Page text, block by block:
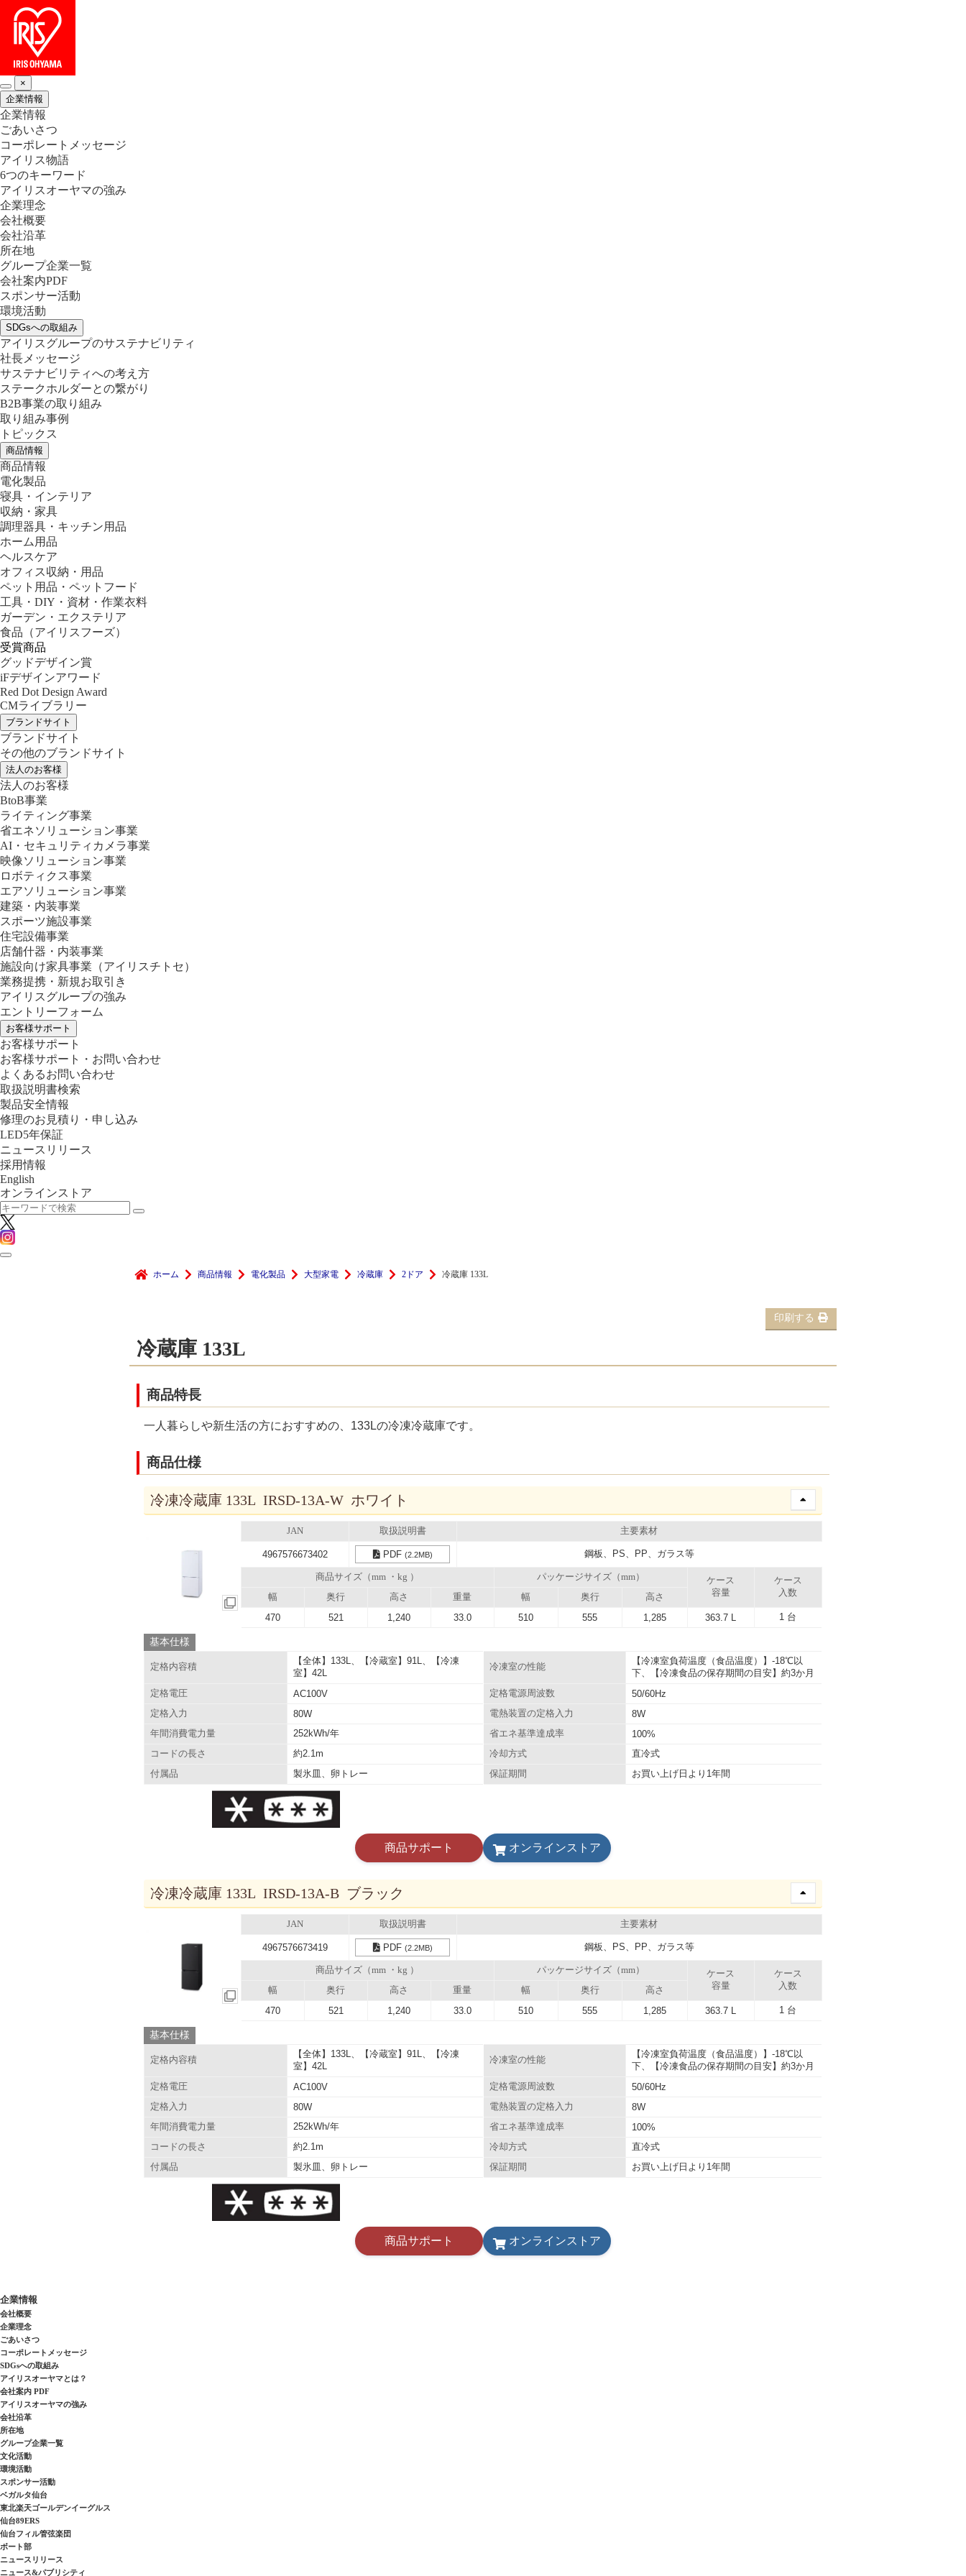
×
企業情報
企業情報
ごあいさつ
コーポレートメッセージ
アイリス物語
6つのキーワード
アイリスオーヤマの強み
企業理念
会社概要
会社沿革
所在地
グループ企業一覧
会社案内PDF
スポンサー活動
環境活動
SDGsへの取組み
アイリスグループのサステナビリティ
社長メッセージ
サステナビリティへの考え方
ステークホルダーとの繋がり
B2B事業の取り組み
取り組み事例
トピックス
商品情報
商品情報
電化製品
寝具・インテリア
収納・家具
調理器具・キッチン用品
ホーム用品
ヘルスケア
オフィス収納・用品
ペット用品・ペットフード
工具・DIY・資材・作業衣料
ガーデン・エクステリア
食品 （アイリスフーズ）
受賞商品
グッドデザイン賞
iFデザインアワード
Red Dot Design Award
CMライブラリー
ブランドサイト
ブランドサイト
その他のブランドサイト
法人のお客様
法人のお客様
BtoB事業
ライティング事業
省エネソリューション事業
AI・セキュリティカメラ事業
映像ソリューション事業
ロボティクス事業
エアソリューション事業
建築・内装事業
スポーツ施設事業
住宅設備事業
店舗什器・内装事業
施設向け家具事業 （アイリスチトセ）
業務提携・新規お取引き
アイリスグループの強み
エントリーフォーム
お客様サポート
お客様サポート
お客様サポート・お問い合わせ
よくあるお問い合わせ
取扱説明書検索
製品安全情報
修理のお見積り・申し込み
LED5年保証
ニュースリリース
採用情報
English
オンラインストア
ホーム 商品情報 電化製品 大型家電 冷蔵庫 2ドア 冷蔵庫 133L
印刷する
冷蔵庫 133L
商品特長
一人暮らしや新生活の方におすすめの、133Lの冷凍冷蔵庫です。
商品仕様
冷凍冷蔵庫 133L IRSD-13A-W ホワイト
JAN 取扱説明書 主要素材
4967576673402 PDF (2.2MB) 鋼板、PS、PP、ガラス等
商品サイズ（mm ・kg ） パッケージサイズ（mm）
ケース
容量
ケース
入数
幅 奥行 高さ 重量 幅 奥行 高さ
470 521 1,240 33.0 510 555 1,285 363.7 L 1 台
基本仕様
定格内容積
【全体】133L、【冷蔵室】91L、【冷凍
室】42L
冷凍室の性能
【冷凍室負荷温度（食品温度）】-18℃以
下、【冷凍食品の保存期間の目安】約3か月
定格電圧 AC100V 定格電源周波数 50/60Hz
定格入力 80W 電熱装置の定格入力 8W
年間消費電力量 252kWh/年 省エネ基準達成率 100%
コードの長さ 約2.1m 冷却方式 直冷式
付属品 製氷皿、卵トレー 保証期間 お買い上げ日より1年間
商品サポート オンラインストア
冷凍冷蔵庫 133L IRSD-13A-B ブラック
JAN 取扱説明書 主要素材
4967576673419 PDF (2.2MB) 鋼板、PS、PP、ガラス等
商品サイズ（mm ・kg ） パッケージサイズ（mm）
ケース
容量
ケース
入数
幅 奥行 高さ 重量 幅 奥行 高さ
470 521 1,240 33.0 510 555 1,285 363.7 L 1 台
基本仕様
定格内容積
【全体】133L、【冷蔵室】91L、【冷凍
室】42L
冷凍室の性能
【冷凍室負荷温度（食品温度）】-18℃以
下、【冷凍食品の保存期間の目安】約3か月
定格電圧 AC100V 定格電源周波数 50/60Hz
定格入力 80W 電熱装置の定格入力 8W
年間消費電力量 252kWh/年 省エネ基準達成率 100%
コードの長さ 約2.1m 冷却方式 直冷式
付属品 製氷皿、卵トレー 保証期間 お買い上げ日より1年間
商品サポート オンラインストア
企業情報
会社概要
企業理念
ごあいさつ
コーポレートメッセージ
SDGsへの取組み
アイリスオーヤマとは？
会社案内 PDF
アイリスオーヤマの強み
会社沿革
所在地
グループ企業一覧
文化活動
環境活動
スポンサー活動
ベガルタ仙台
東北楽天ゴールデンイーグルス
仙台89ERS
仙台フィル管弦楽団
ボート部
ニュースリリース
ニュース&パブリシティ